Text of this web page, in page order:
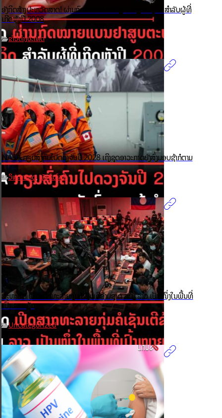
ອັງກິດສ້າງປະຫວັດສາດ! ຜ່ານກົດໝາຍແບນຢາສູບຕະຫຼອດຊີວິດ ສຳລັບຜູ້ທີ່
ເກີດຫຼັງປີ 2008
ຂ່າວຕ່າງປະເທດ
NASA ກຽມສົ່ງຄົນໄປດວງຈັນປີ 2028 ເຖິງຊຸດອາວະກາດຍັງສົ່ງມອບຊ້າກໍຕາມ
ວິທະຍາສາດ,ເທັກໂນໂລຢີ
ສະຫະລັດ ເປີດສາກທະລາຍກຸ່ມຄໍເຊັນເຕີຂ້າມຊາດ ລະບຸ ລາວ ເປັນໜຶ່ງໃນພື້ນທີ່
ເປົ້າໝາຍຫຼັກ
Uncategorized